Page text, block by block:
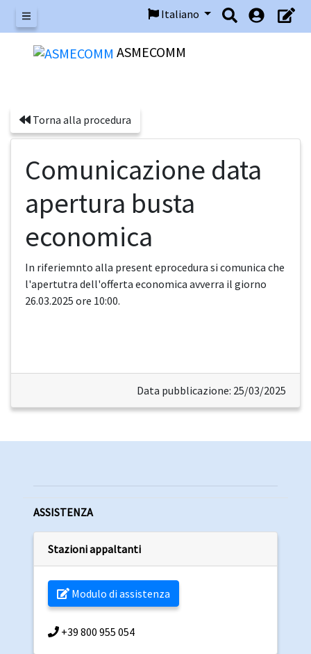
Menu
Italiano
ASMECOMM
Torna alla procedura
Comunicazione data
apertura busta
economica
In riferiemnto alla present eprocedura si comunica che
l'apertutra dell'offerta economica avverra il giorno
26.03.2025 ore 10:00.
Data pubblicazione: 25/03/2025
ASSISTENZA
Stazioni appaltanti
Modulo di assistenza
+39 800 955 054